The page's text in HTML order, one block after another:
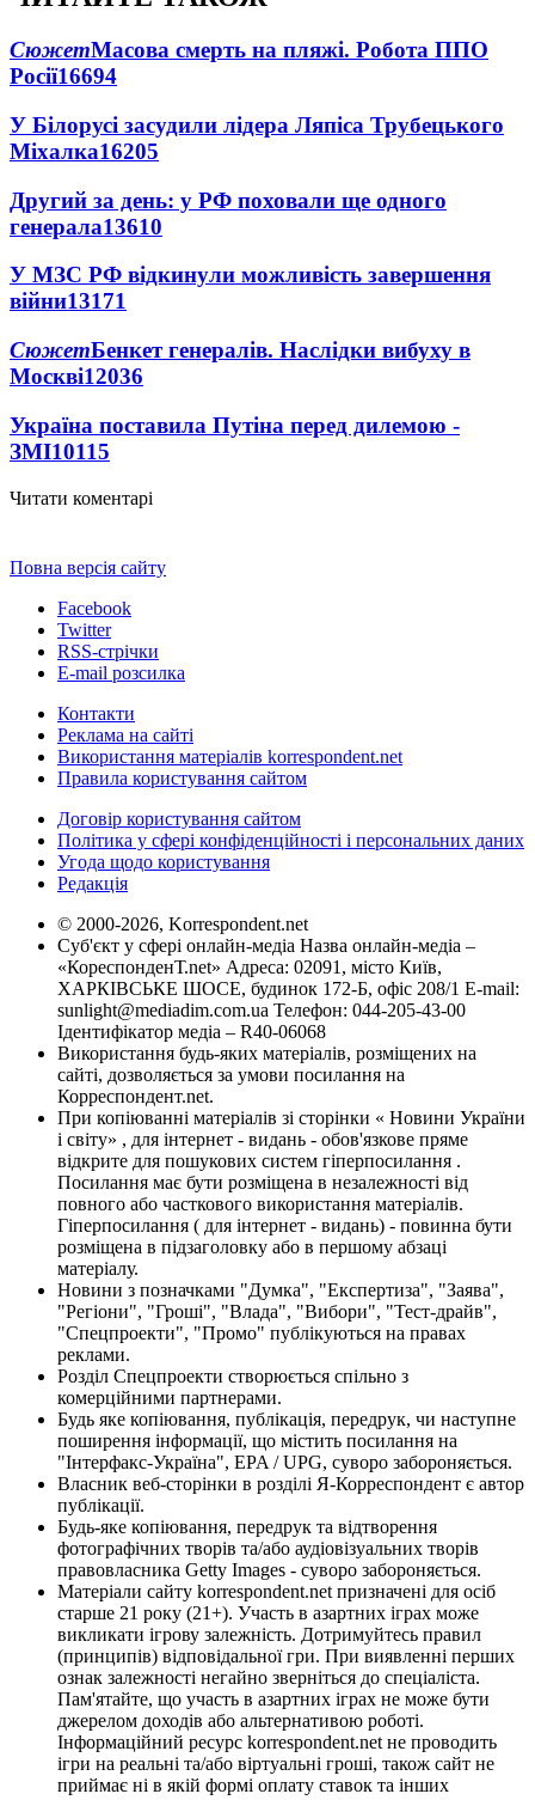
СюжетМасова смерть на пляжі. Робота ППО
Росії16694
У Білорусі засудили лідера Ляпіса Трубецького
Міхалка16205
Другий за день: у РФ поховали ще одного
генерала13610
У МЗС РФ відкинули можливість завершення
війни13171
СюжетБенкет генералів. Наслідки вибуху в
Москві12036
Україна поставила Путіна перед дилемою -
ЗМІ10115
Читати коментарі
Повна версія сайту
Facebook
Twitter
RSS-стрічки
E-mail розсилка
Контакти
Реклама на сайті
Використання матеріалів korrespondent.net
Правила користування сайтом
Договір користування сайтом
Політика у сфері конфіденційності і персональних даних
Угода щодо користування
Редакція
© 2000-2026, Korrespondent.net
Суб'єкт у сфері онлайн-медіа Назва онлайн-медіа –
«КореспонденТ.net» Адреса: 02091, місто Київ,
ХАРКІВСЬКЕ ШОСЕ, будинок 172-Б, офіс 208/1 E-mail:
sunlight@mediadim.com.ua Телефон: 044-205-43-00
Ідентифікатор медіа – R40-06068
Використання будь-яких матеріалів, розміщених на
сайті, дозволяється за умови посилання на
Корреспондент.net.
При копіюванні матеріалів зі сторінки « Новини України
і світу» , для інтернет - видань - обов'язкове пряме
відкрите для пошукових систем гіперпосилання .
Посилання має бути розміщена в незалежності від
повного або часткового використання матеріалів.
Гіперпосилання ( для інтернет - видань) - повинна бути
розміщена в підзаголовку або в першому абзаці
матеріалу.
Новини з позначками "Думка", "Експертиза", "Заява",
"Регіони", "Гроші", "Влада", "Вибори", "Тест-драйв",
"Спецпроекти", "Промо" публікуються на правах
реклами.
Розділ Спецпроекти створюється спільно з
комерційними партнерами.
Будь яке копіювання, публікація, передрук, чи наступне
поширення інформації, що містить посилання на
"Інтерфакс-Україна", EPA / UPG, суворо забороняється.
Власник веб-сторінки в розділі Я-Корреспондент є автор
публікації.
Будь-яке копіювання, передрук та відтворення
фотографічних творів та/або аудіовізуальних творів
правовласника Getty Images - суворо забороняється.
Матеріали сайту korrespondent.net призначені для осіб
старше 21 року (21+). Участь в азартних іграх може
викликати ігрову залежність. Дотримуйтесь правил
(принципів) відповідальної гри. При виявленні перших
ознак залежності негайно зверніться до спеціаліста.
Пам'ятайте, що участь в азартних іграх не може бути
джерелом доходів або альтернативою роботі.
Інформаційний ресурс korrespondent.net не проводить
ігри на реальні та/або віртуальні гроші, також сайт не
приймає ні в якій формі оплату ставок та інших